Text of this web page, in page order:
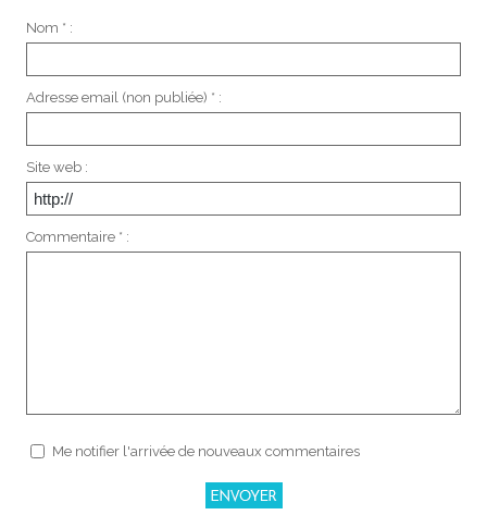
Nom * :
Adresse email (non publiée) * :
Site web :
Commentaire * :
Me notifier l'arrivée de nouveaux commentaires